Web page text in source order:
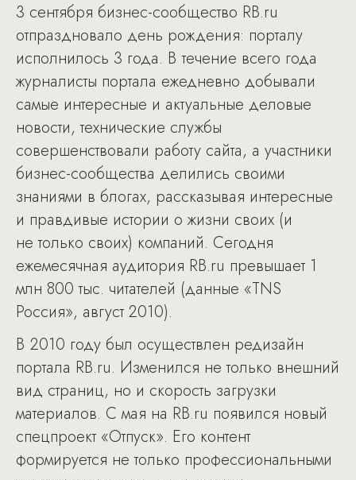
3 сентября бизнес-сообщество RB.ru
отпраздновало день рождения: порталу
исполнилось 3 года. В течение всего года
журналисты портала ежедневно добывали
самые интересные и актуальные деловые
новости, технические службы
совершенствовали работу сайта, а участники
бизнес-сообщества делились своими
знаниями в блогах, рассказывая интересные
и правдивые истории о жизни своих (и
не только своих) компаний. Сегодня
ежемесячная аудитория RB.ru превышает 1
млн 800 тыс. читателей (данные «TNS
Россия», август 2010).
В 2010 году был осуществлен редизайн
портала RB.ru. Изменился не только внешний
вид страниц, но и скорость загрузки
материалов. С мая на RB.ru появился новый
спецпроект «Отпуск». Его контент
формируется не только профессиональными